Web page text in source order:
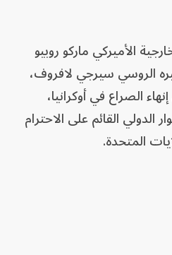
الأميركي ماركو روبيو
الروسي سيرجي لافروف،
الصراع في أوكرانيا،
الدولي القائم على الاحترام
المتحدة.